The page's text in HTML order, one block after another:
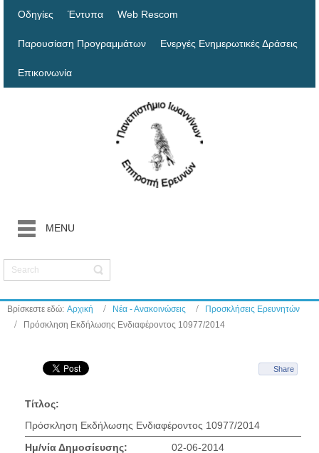
Οδηγίες Έντυπα Web Rescom
Παρουσίαση Προγραμμάτων Ενεργές Ενημερωτικές Δράσεις
Επικοινωνία
MENU
Βρίσκεστε εδώ: Αρχική Νέα - Ανακοινώσεις
Προσκλήσεις Ερευνητών
Πρόσκληση Εκδήλωσης Ενδιαφέροντος 10977/2014
Share
Τίτλος:
Πρόσκληση Εκδήλωσης Ενδιαφέροντος 10977/2014
Ημ/νία Δημοσίευσης:
02-06-2014